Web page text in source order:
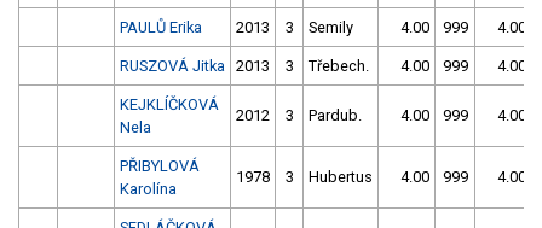
PAULŮ Erika 2013 3 Semily 4.00 999 4.00
RUSZOVÁ Jitka 2013 3 Třebech. 4.00 999 4.00
KEJKLÍČKOVÁ
Nela
2012 3 Pardub. 4.00 999 4.00
PŘIBYLOVÁ
Karolína
1978 3 Hubertus 4.00 999 4.00